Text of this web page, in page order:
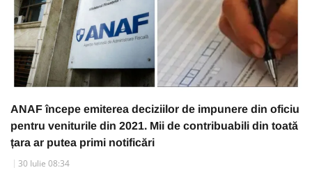
ANAF începe emiterea deciziilor de impunere din oficiu
pentru veniturile din 2021. Mii de contribuabili din toată
țara ar putea primi notificări
30 Iulie 08:34